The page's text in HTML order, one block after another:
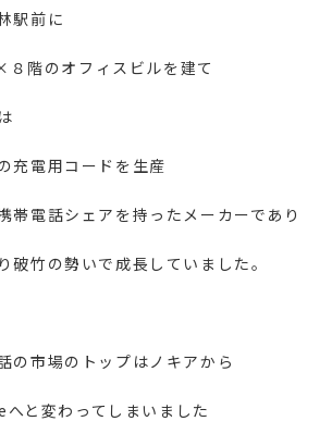
駅前に
階のオフィスビルを建て
充電用コードを生産
帯電話シェアを持ったメーカーであり
破竹の勢いで成長していました。
の市場のトップはノキアから
と変わってしまいました